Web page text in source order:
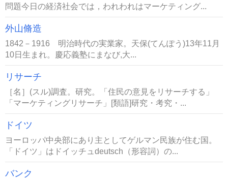
問題今日の経済社会では，われわれはマーケティング...
外山脩造
1842－1916 明治時代の実業家。天保(てんぽう)13年11月
10日生まれ。慶応義塾にまなび,大...
リサーチ
［名］(スル)調査。研究。「住民の意見をリサーチする」
「マーケティングリサーチ」[類語]研究・考究・...
ドイツ
ヨーロッパ中央部にあり主としてゲルマン民族が住む国。
「ドイツ」はドイッチュdeutsch（形容詞）の...
バンク